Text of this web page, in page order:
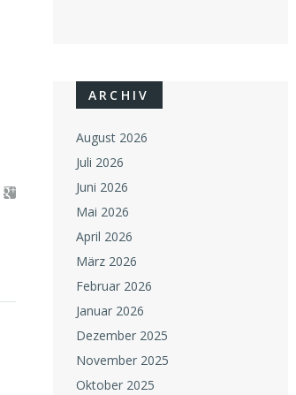
ARCHIV
August 2026
Juli 2026
Juni 2026
Mai 2026
April 2026
März 2026
Februar 2026
Januar 2026
Dezember 2025
November 2025
Oktober 2025